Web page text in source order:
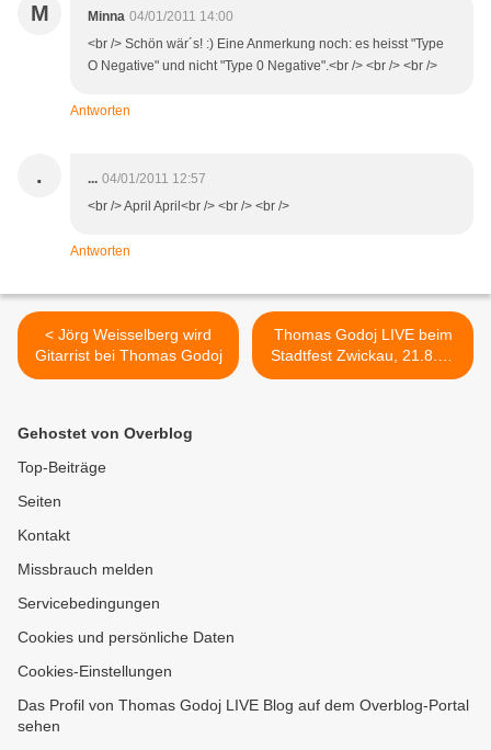
M Minna 04/01/2011 14:00
<br /> Schön wär´s! :) Eine Anmerkung noch: es heisst "Type
O Negative" und nicht "Type 0 Negative".<br /> <br /> <br />
Antworten
. ... 04/01/2011 12:57
<br /> April April<br /> <br /> <br />
Antworten
< Jörg Weisselberg wird
Gitarrist bei Thomas Godoj
Thomas Godoj LIVE beim
Stadtfest Zwickau, 21.8.11
>
Gehostet von Overblog
Top-Beiträge
Seiten
Kontakt
Missbrauch melden
Servicebedingungen
Cookies und persönliche Daten
Cookies-Einstellungen
Das Profil von Thomas Godoj LIVE Blog auf dem Overblog-Portal
sehen